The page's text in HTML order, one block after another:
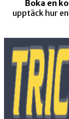
Boka en
upptäck hur